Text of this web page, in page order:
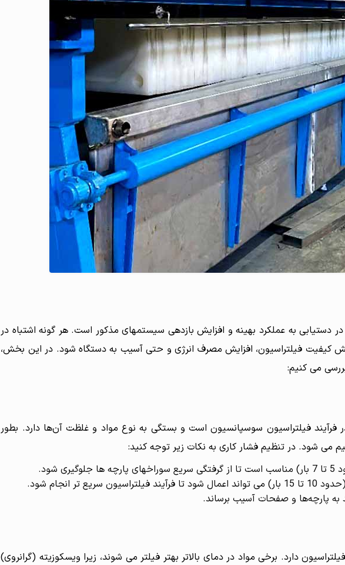
دستیابی به عملکرد بهینه و افزایش بازدهی سیستمهای مذکور است. هر گونه اشتباه در
کیفیت فیلتراسیون، افزایش مصرف انرژی و حتی آسیب به دستگاه شود. در این بخش،
می کنیم:
فرآیند فیلتراسیون سوسپانسیون است و بستگی به نوع مواد و غلظت آن‌ها دارد. بطور
تر انجام شود.
پارچه‌ها و صفحات آسیب برساند.
دارد. برخی مواد در دمای بالاتر بهتر فیلتر می شوند، زیرا ویسکوزیته (گرانروی)